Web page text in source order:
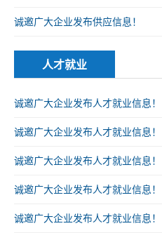
诚邀广大企业发布供应信息！
人才就业
诚邀广大企业发布人才就业信息！
诚邀广大企业发布人才就业信息！
诚邀广大企业发布人才就业信息！
诚邀广大企业发布人才就业信息！
诚邀广大企业发布人才就业信息！